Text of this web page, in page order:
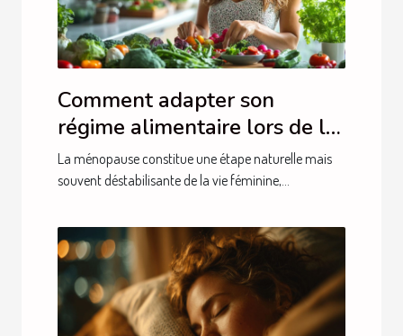
Comment adapter son
régime alimentaire lors de la
ménopause pour atténuer les
symptômes ?
La ménopause constitue une étape naturelle mais
souvent déstabilisante de la vie féminine,...